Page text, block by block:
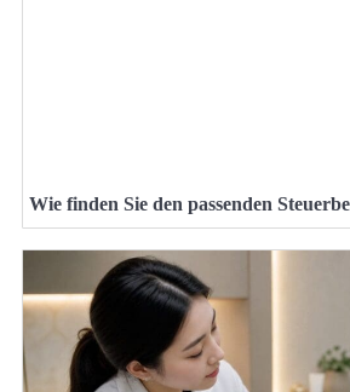
Wie finden Sie den passenden